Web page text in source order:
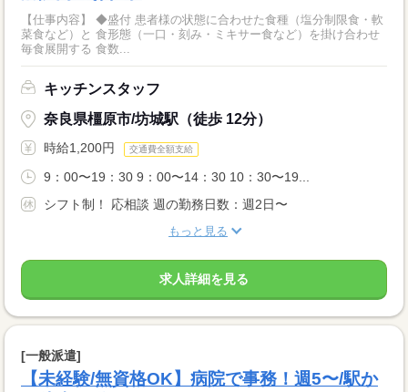
【仕事内容】 ◆盛付 患者様の状態に合わせた食種（塩分制限食・軟
菜食など）と 食形態（一口・刻み・ミキサー食など）を掛け合わせ
毎食展開する 食数...
キッチンスタッフ
奈良県橿原市/坊城駅（徒歩 12分）
時給1,200円 交通費全額支給
9：00〜19：30 9：00〜14：30 10：30〜19...
シフト制！ 応相談 週の勤務日数：週2日〜
もっと見る
求人詳細を見る
[一般派遣]
【未経験/無資格OK】病院で事務！週5〜/駅か